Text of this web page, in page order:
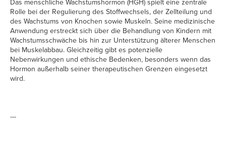
Das menschliche Wachstumshormon (HGH) spielt eine zentrale
Rolle bei der Regulierung des Stoffwechsels, der Zellteilung und
des Wachstums von Knochen sowie Muskeln. Seine medizinische
Anwendung erstreckt sich über die Behandlung von Kindern mit
Wachstumsschwäche bis hin zur Unterstützung älterer Menschen
bei Muskelabbau. Gleichzeitig gibt es potenzielle
Nebenwirkungen und ethische Bedenken, besonders wenn das
Hormon außerhalb seiner therapeutischen Grenzen eingesetzt
wird.
---